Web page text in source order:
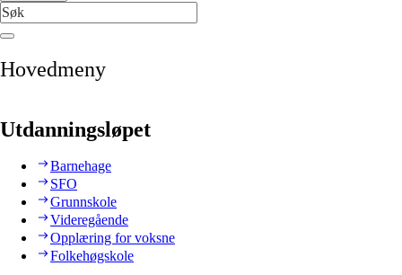
Hovedmeny
Utdanningsløpet
Barnehage
SFO
Grunnskole
Videregående
Opplæring for voksne
Folkehøgskole